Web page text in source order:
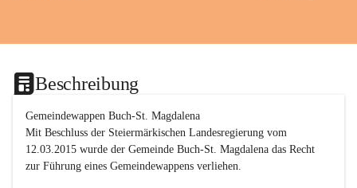
Beschreibung
Gemeindewappen Buch-St. Magdalena
Mit Beschluss der Steiermärkischen Landesregierung vom
12.03.2015 wurde der Gemeinde Buch-St. Magdalena das Recht
zur Führung eines Gemeindewappens verliehen.